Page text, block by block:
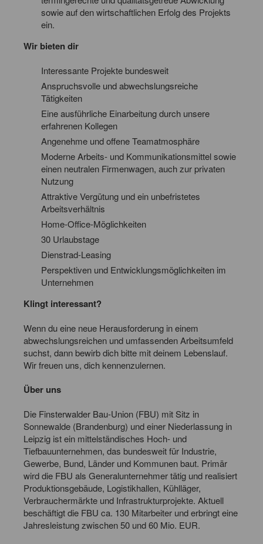
sowie auf den wirtschaftlichen Erfolg des Projekts
ein.
Wir bieten dir
Interessante Projekte bundesweit
Anspruchsvolle und abwechslungsreiche
Tätigkeiten
Eine ausführliche Einarbeitung durch unsere
erfahrenen Kollegen
Angenehme und offene Teamatmosphäre
Moderne Arbeits- und Kommunikationsmittel sowie
einen neutralen Firmenwagen, auch zur privaten
Nutzung
Attraktive Vergütung und ein unbefristetes
Arbeitsverhältnis
Home-Office-Möglichkeiten
30 Urlaubstage
Dienstrad-Leasing
Perspektiven und Entwicklungsmöglichkeiten im
Unternehmen
Klingt interessant?
Wenn du eine neue Herausforderung in einem
abwechslungsreichen und umfassenden Arbeitsumfeld
suchst, dann bewirb dich bitte mit deinem Lebenslauf.
Wir freuen uns, dich kennenzulernen.
Über uns
Die Finsterwalder Bau-Union (FBU) mit Sitz in
Sonnewalde (Brandenburg) und einer Niederlassung in
Leipzig ist ein mittelständisches Hoch- und
Tiefbauunternehmen, das bundesweit für Industrie,
Gewerbe, Bund, Länder und Kommunen baut. Primär
wird die FBU als Generalunternehmer tätig und realisiert
Produktionsgebäude, Logistikhallen, Kühlläger,
Verbrauchermärkte und Infrastrukturprojekte. Aktuell
beschäftigt die FBU ca. 130 Mitarbeiter und erbringt eine
Jahresleistung zwischen 50 und 60 Mio. EUR.